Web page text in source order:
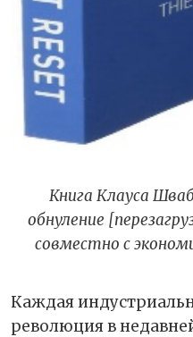
Книга Клауса
обнуление
совместно с
Каждая
революция в